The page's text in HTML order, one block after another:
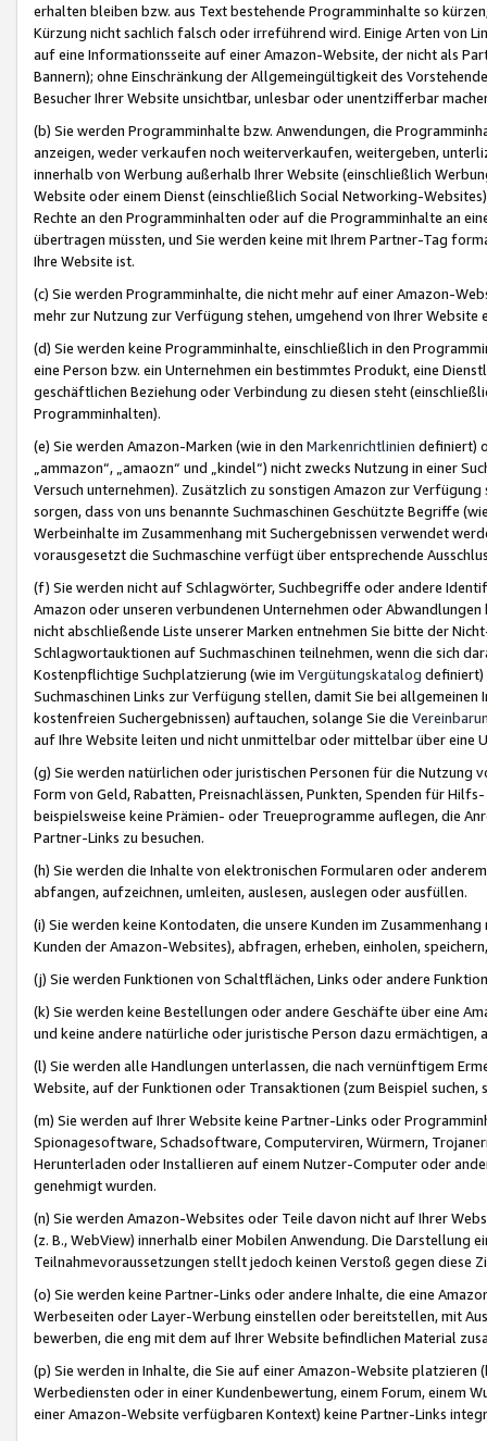
erhalten bleiben bzw. aus Text bestehende Programminhalte so
Kürzung nicht sachlich falsch oder irreführend wird. Einige Arten von
auf eine Informationsseite auf einer Amazon-Website, der nicht als
Bannern); ohne Einschränkung der Allgemeingültigkeit des
Besucher Ihrer Website unsichtbar, unlesbar oder unentzifferbar
(b) Sie werden Programminhalte bzw. Anwendungen, die
anzeigen, weder verkaufen noch weiterverkaufen, weitergeben,
innerhalb von Werbung außerhalb Ihrer Website (einschließlich
Website oder einem Dienst (einschließlich Social Networking-
Rechte an den Programminhalten oder auf die Programminhalte an
übertragen müssten, und Sie werden keine mit Ihrem Partner-Tag
Ihre Website ist.
(c) Sie werden Programminhalte, die nicht mehr auf einer Amazon-
mehr zur Nutzung zur Verfügung stehen, umgehend von Ihrer
(d) Sie werden keine Programminhalte, einschließlich in den
eine Person bzw. ein Unternehmen ein bestimmtes Produkt, eine
geschäftlichen Beziehung oder Verbindung zu diesen steht
Programminhalten).
(e) Sie werden Amazon-Marken (wie in den Markenrichtlinien definiert)
„ammazon“, „amaozn“ und „kindel“) nicht zwecks Nutzung in einer
Versuch unternehmen). Zusätzlich zu sonstigen Amazon zur
sorgen, dass von uns benannte Suchmaschinen Geschützte Begriffe
Werbeinhalte im Zusammenhang mit Suchergebnissen verwendet
vorausgesetzt die Suchmaschine verfügt über entsprechende
(f) Sie werden nicht auf Schlagwörter, Suchbegriffe oder andere
Amazon oder unseren verbundenen Unternehmen oder
nicht abschließende Liste unserer Marken entnehmen Sie bitte der
Schlagwortauktionen auf Suchmaschinen teilnehmen, wenn die sich
Kostenpflichtige Suchplatzierung (wie im Vergütungskatalog definiert)
Suchmaschinen Links zur Verfügung stellen, damit Sie bei
kostenfreien Suchergebnissen) auftauchen, solange Sie die
auf Ihre Website leiten und nicht unmittelbar oder mittelbar über eine
(g) Sie werden natürlichen oder juristischen Personen für die Nutzung
Form von Geld, Rabatten, Preisnachlässen, Punkten, Spenden für
beispielsweise keine Prämien- oder Treueprogramme auflegen, die
Partner-Links zu besuchen.
(h) Sie werden die Inhalte von elektronischen Formularen oder
abfangen, aufzeichnen, umleiten, auslesen, auslegen oder ausfüllen.
(i) Sie werden keine Kontodaten, die unsere Kunden im
Kunden der Amazon-Websites), abfragen, erheben, einholen,
(j) Sie werden Funktionen von Schaltflächen, Links oder andere
(k) Sie werden keine Bestellungen oder andere Geschäfte über eine
und keine andere natürliche oder juristische Person dazu
(l) Sie werden alle Handlungen unterlassen, die nach vernünftigem
Website, auf der Funktionen oder Transaktionen (zum Beispiel
(m) Sie werden auf Ihrer Website keine Partner-Links oder
Spionagesoftware, Schadsoftware, Computerviren, Würmern,
Herunterladen oder Installieren auf einem Nutzer-Computer oder
genehmigt wurden.
(n) Sie werden Amazon-Websites oder Teile davon nicht auf Ihrer
(z. B., WebView) innerhalb einer Mobilen Anwendung. Die Darstellung
Teilnahmevoraussetzungen stellt jedoch keinen Verstoß gegen diese
(o) Sie werden keine Partner-Links oder andere Inhalte, die eine
Werbeseiten oder Layer-Werbung einstellen oder bereitstellen, mit
bewerben, die eng mit dem auf Ihrer Website befindlichen Material
(p) Sie werden in Inhalte, die Sie auf einer Amazon-Website
Werbediensten oder in einer Kundenbewertung, einem Forum, einem
einer Amazon-Website verfügbaren Kontext) keine Partner-Links